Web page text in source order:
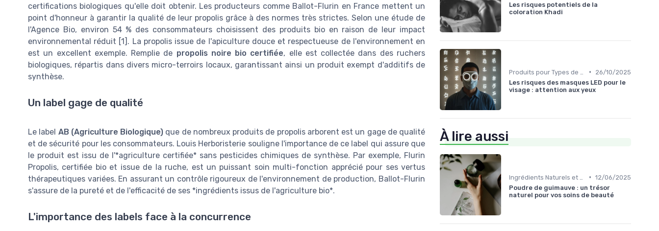
certifications biologiques qu'elle doit obtenir. Les producteurs comme Ballot-Flurin en France mettent un
point d'honneur à garantir la qualité de leur propolis grâce à des normes très strictes. Selon une étude de
l'Agence Bio, environ 54 % des consommateurs choisissent des produits bio en raison de leur impact
environnemental réduit [1]. La propolis issue de l'apiculture douce et respectueuse de l'environnement en
est un excellent exemple. Remplie de propolis noire bio certifiée, elle est collectée dans des ruchers
biologiques, répartis dans divers micro-terroirs locaux, garantissant ainsi un produit exempt d'additifs de
synthèse.
Un label gage de qualité
Le label AB (Agriculture Biologique) que de nombreux produits de propolis arborent est un gage de qualité
et de sécurité pour les consommateurs. Louis Herboristerie souligne l'importance de ce label qui assure que
le produit est issu de l'*agriculture certifiée* sans pesticides chimiques de synthèse. Par exemple, Flurin
Propolis, certifiée bio et issue de la ruche, est un puissant soin multi-fonction apprécié pour ses vertus
thérapeutiques variées. En assurant un contrôle rigoureux de l'environnement de production, Ballot-Flurin
s'assure de la pureté et de l'efficacité de ses *ingrédients issus de l'agriculture bio*.
L'importance des labels face à la concurrence
Les risques potentiels de la
coloration Khadi
•
26/10/2025
Les risques des masques LED pour le
visage : attention aux yeux
À lire aussi
• 12/06/2025
Poudre de guimauve : un trésor
naturel pour vos soins de beauté